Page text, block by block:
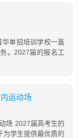
单招培训学校一直
。2027届的报名工
运动场
场 2027届高考生的
为学生提供最优质的